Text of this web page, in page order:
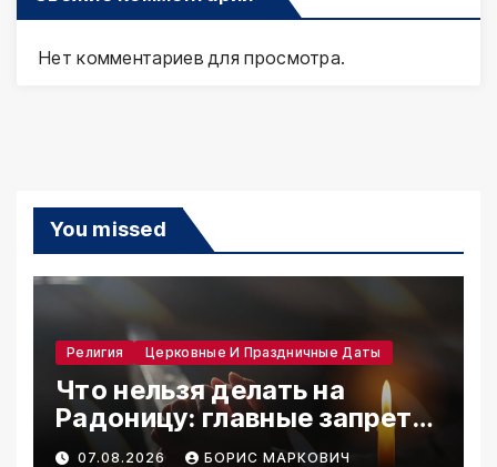
Нет комментариев для просмотра.
You missed
Религия Церковные И Праздничные Даты
Что нельзя делать на
Радоницу: главные запреты
дня
07.08.2026 БОРИС МАРКОВИЧ